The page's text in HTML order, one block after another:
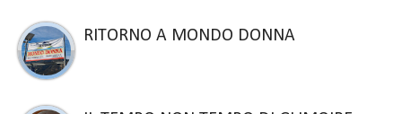
RITORNO A MONDO DONNA